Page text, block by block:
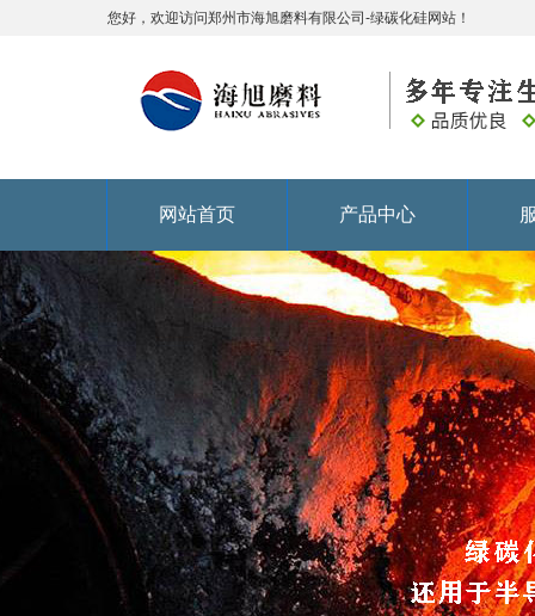
您好，欢迎访问郑州市海旭磨料有限公司-绿碳化硅网站！
网站首页 产品中心